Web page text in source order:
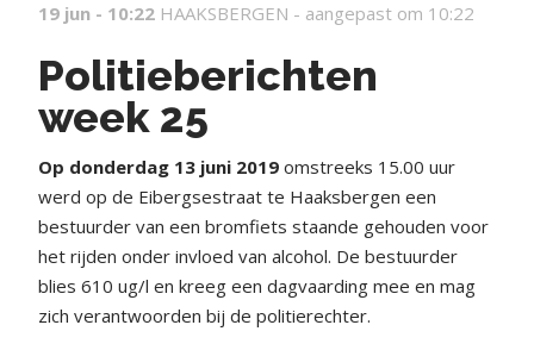
19 jun - 10:22 HAAKSBERGEN - aangepast om 10:22
Politieberichten
week 25
Op donderdag 13 juni 2019 omstreeks 15.00 uur
werd op de Eibergsestraat te Haaksbergen een
bestuurder van een bromfiets staande gehouden voor
het rijden onder invloed van alcohol. De bestuurder
blies 610 ug/l en kreeg een dagvaarding mee en mag
zich verantwoorden bij de politierechter.